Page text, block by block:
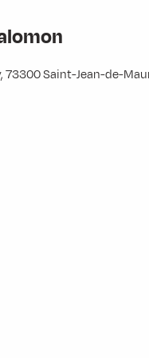
73300 Saint-Jean-de-